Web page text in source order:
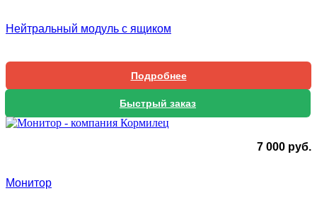
Нейтральный модуль с ящиком
Подробнее
Быстрый заказ
7 000 руб.
Монитор